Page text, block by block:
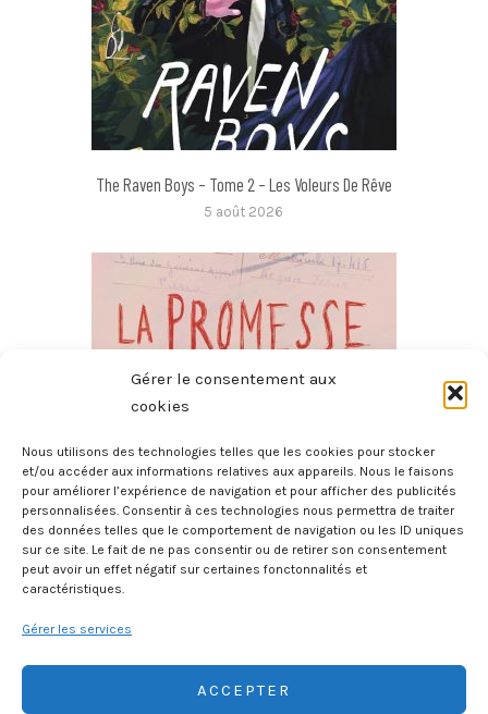
Gérer le consentement aux
cookies
Nous utilisons des technologies telles que les cookies pour stocker
et/ou accéder aux informations relatives aux appareils. Nous le faisons
pour améliorer l’expérience de navigation et pour afficher des publicités
personnalisées. Consentir à ces technologies nous permettra de traiter
des données telles que le comportement de navigation ou les ID uniques
sur ce site. Le fait de ne pas consentir ou de retirer son consentement
peut avoir un effet négatif sur certaines fonctonnalités et
caractéristiques.
Gérer les services
ACCEPTER
The Raven Boys – Tome 2 – Les Voleurs De Rêve
5 août 2026
La Promesse
4 août 2026